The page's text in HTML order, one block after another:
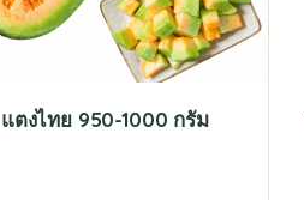
แตงไทย 950-1000 กรัม